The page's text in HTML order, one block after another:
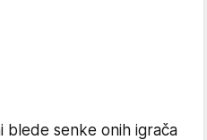
blede senke onih igrača